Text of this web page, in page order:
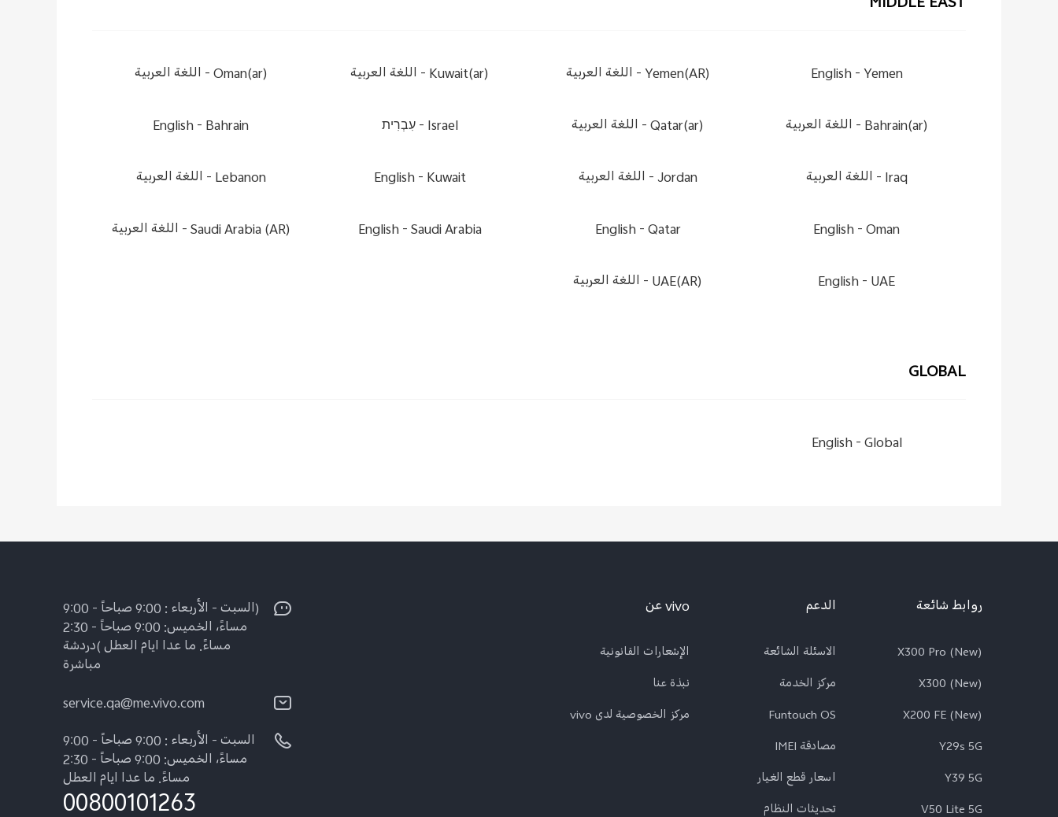
Yemen -
English
Yemen(AR) - اللغة العربية Kuwait(ar) - اللغة العربية Oman(ar) - اللغة العربية
Bahrain(ar) - اللغة العربية Qatar(ar) - اللغة العربية Israel - עִבְרִית Bahrain -
Iraq - اللغة العربية Jordan - اللغة العربية Kuwait -
English
Lebanon - اللغة العربية
Oman -
Qatar -
Saudi Arabia -
English
Saudi Arabia (AR) - اللغة العربية
UAE -
UAE(AR) - اللغة العربية
GLOBAL
Global -
English
روابط شائعة
X300 Pro (New)
X300 (New)
X200 FE (New)
Y29s 5G
Y39 5G
V50 Lite 5G
الدعم
الاسئلة الشائعة
مركز الخدمة
Funtouch OS
مصادقة IMEI
اسعار قطع الغيار
تحديثات النظام
vivo عن
الإشعارات القانونية
نبذة عنا
مركز الخصوصية لدى vivo
(السبت - الأربعاء : 9:00 صباحاً - 9:00
مساءً، الخميس: 9:00 صباحاً - 2:30
مساءً. ما عدا ايام العطل )دردشة
مباشرة
service.qa@me.vivo.com
السبت - الأربعاء : 9:00 صباحاً - 9:00
مساءً، الخميس: 9:00 صباحاً - 2:30
مساءً. ما عدا ايام العطل
00800101263